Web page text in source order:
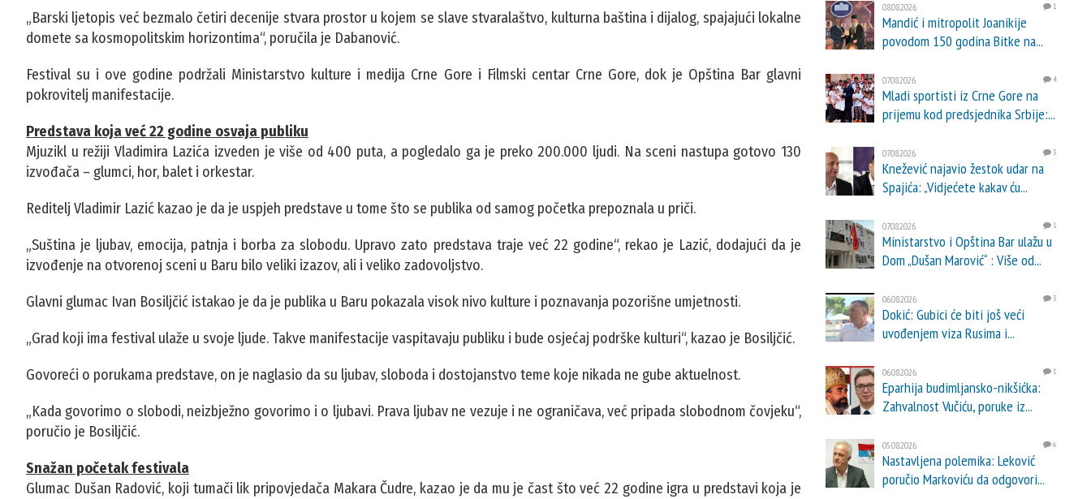
„Barski ljetopis već bezmalo četiri decenije stvara prostor u kojem se slave stvaralaštvo, kulturna baština i dijalog, spajajući lokalne
domete sa kosmopolitskim horizontima“, poručila je Dabanović.
Festival su i ove godine podržali Ministarstvo kulture i medija Crne Gore i Filmski centar Crne Gore, dok je Opština Bar glavni
pokrovitelj manifestacije.
Predstava koja već 22 godine osvaja publiku
Mjuzikl u režiji Vladimira Lazića izveden je više od 400 puta, a pogledalo ga je preko 200.000 ljudi. Na sceni nastupa gotovo 130
izvođača – glumci, hor, balet i orkestar.
Reditelj Vladimir Lazić kazao je da je uspjeh predstave u tome što se publika od samog početka prepoznala u priči.
„Suština je ljubav, emocija, patnja i borba za slobodu. Upravo zato predstava traje već 22 godine“, rekao je Lazić, dodajući da je
izvođenje na otvorenoj sceni u Baru bilo veliki izazov, ali i veliko zadovoljstvo.
Glavni glumac Ivan Bosiljčić istakao je da je publika u Baru pokazala visok nivo kulture i poznavanja pozorišne umjetnosti.
„Grad koji ima festival ulaže u svoje ljude. Takve manifestacije vaspitavaju publiku i bude osjećaj podrške kulturi“, kazao je Bosiljčić.
Govoreći o porukama predstave, on je naglasio da su ljubav, sloboda i dostojanstvo teme koje nikada ne gube aktuelnost.
„Kada govorimo o slobodi, neizbježno govorimo i o ljubavi. Prava ljubav ne vezuje i ne ograničava, već pripada slobodnom čovjeku“,
poručio je Bosiljčić.
Snažan početak festivala
Glumac Dušan Radović, koji tumači lik pripovjedača Makara Čudre, kazao je da mu je čast što već 22 godine igra u predstavi koja je
08.08.2026. 1
Mandić i mitropolit Joanikije
povodom 150 godina Bitke na...
07.08.2026. 4
Mladi sportisti iz Crne Gore na
prijemu kod predsjednika Srbije:...
07.08.2026. 3
Knežević najavio žestok udar na
Spajića: „Vidjećete kakav ću...
07.08.2026. 1
Ministarstvo i Opština Bar ulažu u
Dom „Dušan Marović“ : Više od...
06.08.2026. 3
Dokić: Gubici će biti još veći
uvođenjem viza Rusima i...
06.08.2026. 1
Eparhija budimljansko-nikšićka:
Zahvalnost Vučiću, poruke iz...
05.08.2026. 6
Nastavljena polemika: Leković
poručio Markoviću da odgovori...